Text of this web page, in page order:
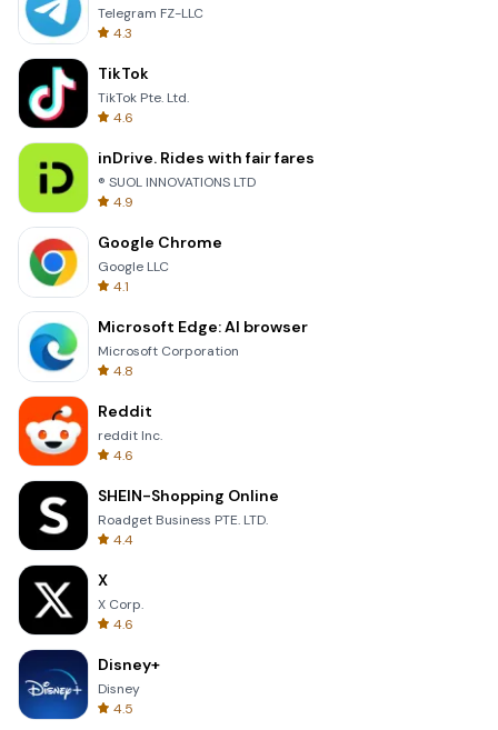
Telegram FZ-LLC
4.3
TikTok
TikTok Pte. Ltd.
4.6
inDrive. Rides with fair fares
® SUOL INNOVATIONS LTD
4.9
Google Chrome
Google LLC
4.1
Microsoft Edge: AI browser
Microsoft Corporation
4.8
Reddit
reddit Inc.
4.6
SHEIN-Shopping Online
Roadget Business PTE. LTD.
4.4
X
X Corp.
4.6
Disney+
Disney
4.5